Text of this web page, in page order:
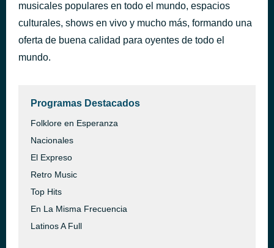
musicales populares en todo el mundo, espacios
culturales, shows en vivo y mucho más, formando una
oferta de buena calidad para oyentes de todo el
mundo.
Programas Destacados
Folklore en Esperanza
Nacionales
El Expreso
Retro Music
Top Hits
En La Misma Frecuencia
Latinos A Full